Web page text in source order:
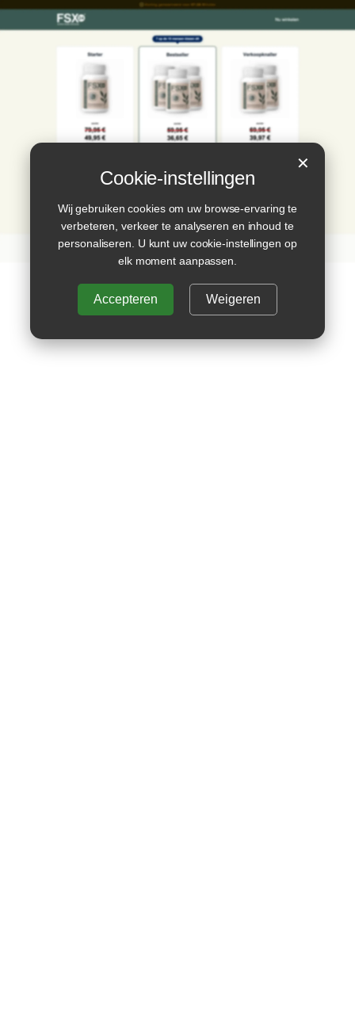
✕
Cookie-instellingen
Wij gebruiken cookies om uw browse-ervaring te
verbeteren, verkeer te analyseren en inhoud te
personaliseren. U kunt uw cookie-instellingen op
elk moment aanpassen.
Accepteren Weigeren